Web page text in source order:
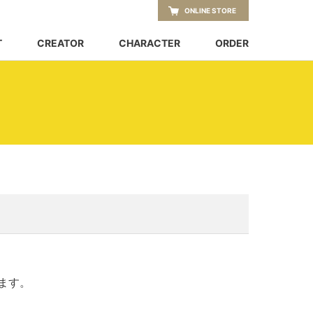
CREATOR CHARACTER ORDER
ONLINE STORE
。